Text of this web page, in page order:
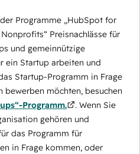
Programme „HubSpot for
Preisnachlässe für
und gemeinnützige
ein Startup arbeiten und
Startup-Programm in Frage
bewerben möchten, besuchen
Programm.
. Wenn Sie
gehören und
das Programm für
in Frage kommen, oder